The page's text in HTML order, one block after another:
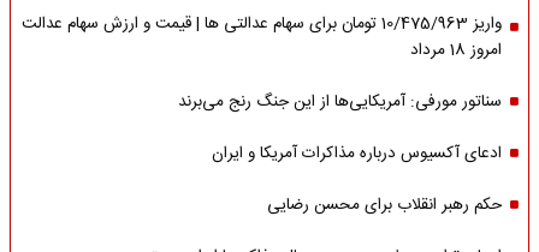
واریز 10/475/963 تومان برای سهام عدالتی ها | قیمت و ارزش سهام عدالت
امروز 18 مرداد
سناتور مورفی: آمریکایی‌ها از این جنگ رنج می‌برند
ادعای آکسیوس درباره مذاکرات آمریکا و ایران
حکم رهبر انقلاب برای محسن رضایی